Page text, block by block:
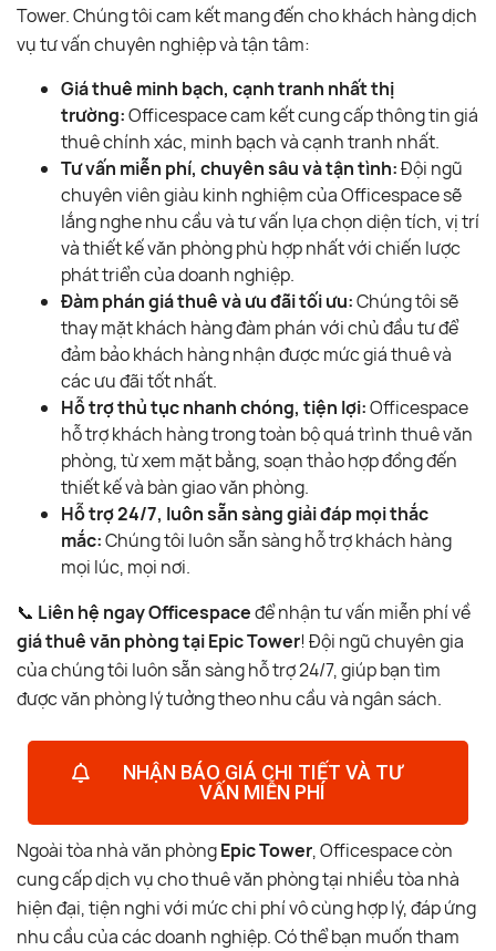
Tower. Chúng tôi cam kết mang đến cho khách hàng dịch
vụ tư vấn chuyên nghiệp và tận tâm:
Giá thuê minh bạch, cạnh tranh nhất thị
trường:Officespace cam kết cung cấp thông tin giá
thuê chính xác, minh bạch và cạnh tranh nhất.
Tư vấn miễn phí, chuyên sâu và tận tình:Đội ngũ
chuyên viên giàu kinh nghiệm của Officespace sẽ
lắng nghe nhu cầu và tư vấn lựa chọn diện tích, vị trí
và thiết kế văn phòng phù hợp nhất với chiến lược
phát triển của doanh nghiệp.
Đàm phán giá thuê và ưu đãi tối ưu:Chúng tôi sẽ
thay mặt khách hàng đàm phán với chủ đầu tư để
đảm bảo khách hàng nhận được mức giá thuê và
các ưu đãi tốt nhất.
Hỗ trợ thủ tục nhanh chóng, tiện lợi:Officespace
hỗ trợ khách hàng trong toàn bộ quá trình thuê văn
phòng, từ xem mặt bằng, soạn thảo hợp đồng đến
thiết kế và bàn giao văn phòng.
Hỗ trợ 24/7, luôn sẵn sàng giải đáp mọi thắc
mắc:Chúng tôi luôn sẵn sàng hỗ trợ khách hàng
mọi lúc, mọi nơi.
📞 Liên hệ ngay Officespaceđể nhận tư vấn miễn phí về
giá thuê văn phòng tại Epic Tower! Đội ngũ chuyên gia
của chúng tôi luôn sẵn sàng hỗ trợ 24/7, giúp bạn tìm
được văn phòng lý tưởng theo nhu cầu và ngân sách.
NHẬN BÁO GIÁ CHI TIẾT VÀ TƯ
VẤN MIỄN PHÍ
Ngoài tòa nhà văn phòngEpic Tower, Officespace còn
cung cấp dịch vụ cho thuê văn phòng tại nhiều tòa nhà
hiện đại, tiện nghi với mức chi phí vô cùng hợp lý, đáp ứng
nhu cầu của các doanh nghiệp. Có thể bạn muốn tham